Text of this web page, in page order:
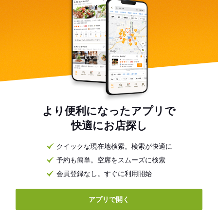
より便利になったアプリで
快適にお店探し
クイックな現在地検索。検索が快適に
予約も簡単。空席をスムーズに検索
会員登録なし。すぐに利用開始
アプリで開く